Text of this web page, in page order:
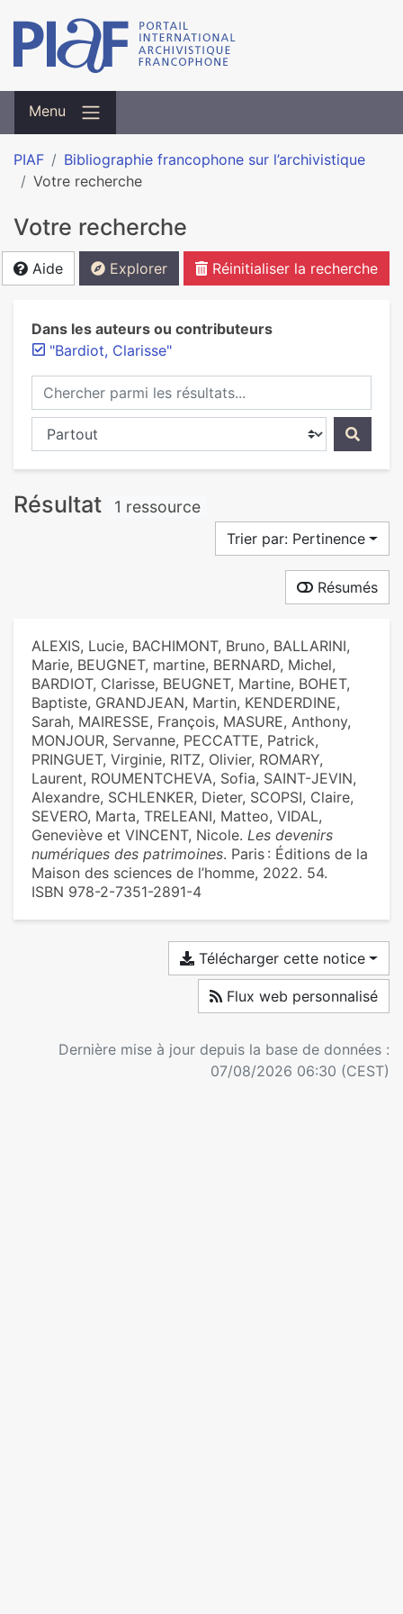
Menu
PIAF
Bibliographie francophone sur l’archivistique
Votre recherche
Votre recherche
Aide Explorer Réinitialiser la recherche
Dans les auteurs ou contributeurs
"Bardiot, Clarisse"
Chercher parmi les résultats...
Chercher dans...
Résultat 1 ressource
Trier par: Pertinence
Résumés
ALEXIS, Lucie, BACHIMONT, Bruno, BALLARINI,
Marie, BEUGNET, martine, BERNARD, Michel,
BARDIOT, Clarisse, BEUGNET, Martine, BOHET,
Baptiste, GRANDJEAN, Martin, KENDERDINE,
Sarah, MAIRESSE, François, MASURE, Anthony,
MONJOUR, Servanne, PECCATTE, Patrick,
PRINGUET, Virginie, RITZ, Olivier, ROMARY,
Laurent, ROUMENTCHEVA, Sofia, SAINT-JEVIN,
Alexandre, SCHLENKER, Dieter, SCOPSI, Claire,
SEVERO, Marta, TRELEANI, Matteo, VIDAL,
Geneviève et VINCENT, Nicole. Les devenirs
numériques des patrimoines. Paris : Éditions de la
Maison des sciences de l’homme, 2022. 54.
ISBN 978-2-7351-2891-4
Télécharger cette notice
Flux web personnalisé
Dernière mise à jour depuis la base de données :
07/08/2026 06:30 (CEST)